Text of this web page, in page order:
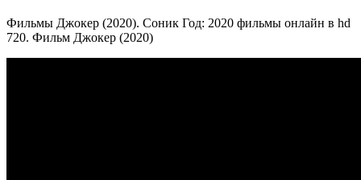
Фильмы Джокер (2020). Соник Год: 2020 фильмы онлайн в hd
720. Фильм Джокер (2020)